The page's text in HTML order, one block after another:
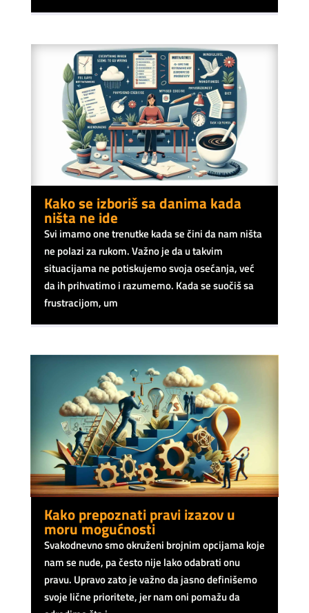
Kako se izboriš sa danima kada
ništa ne ide
Svi imamo one trenutke kada se čini da nam ništa
ne polazi za rukom. Važno je da u takvim
situacijama ne potiskujemo svoja osećanja, već
da ih prihvatimo i razumemo. Kada se suočiš sa
frustracijom, um
Kako prepoznati pravi izazov u
moru mogućnosti
Svakodnevno smo okruženi brojnim opcijama koje
nam se nude, pa često nije lako odabrati onu
pravu. Upravo zato je važno da jasno definišemo
svoje lične prioritete, jer nam oni pomažu da